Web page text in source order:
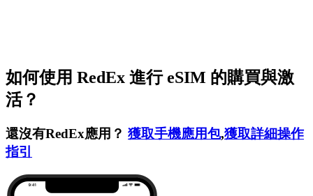
如何使用 RedEx 進行 eSIM 的購買與激
活？
還沒有RedEx應用？ 獲取手機應用包,獲取詳細操作
指引